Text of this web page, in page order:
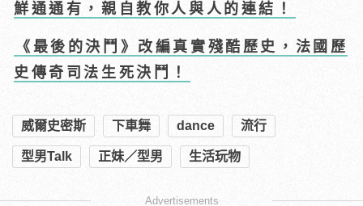
鮮通通有，親自教你人與人的連結！
《最後的決鬥》改編真實殘酷歷史，法國歷
史傳奇司法生死決鬥！
威爾史密斯 下車舞 dance 流行
型男Talk 正妹／型男 生活玩物
Advertisements